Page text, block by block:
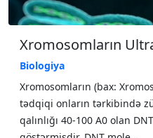
Xromosomların
Biologiya
Xromosomların (bax:
tədqiqi onların tərkibində
qalınlığı 40-100 A0 olan